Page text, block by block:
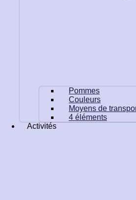
Pommes
Couleurs
Moyens de
4 éléments
Activités